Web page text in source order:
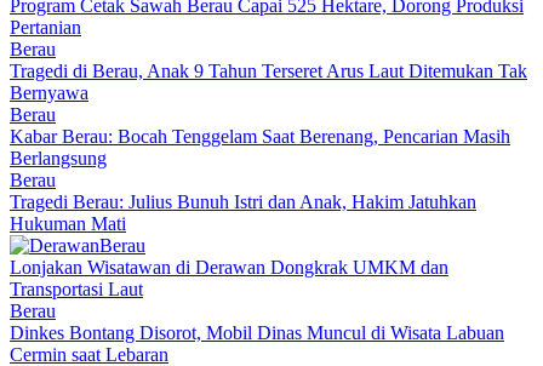
Program Cetak Sawah Berau Capai 525 Hektare, Dorong Produksi
Pertanian
Berau
Tragedi di Berau, Anak 9 Tahun Terseret Arus Laut Ditemukan Tak
Bernyawa
Berau
Kabar Berau: Bocah Tenggelam Saat Berenang, Pencarian Masih
Berlangsung
Berau
Tragedi Berau: Julius Bunuh Istri dan Anak, Hakim Jatuhkan
Hukuman Mati
Berau
Lonjakan Wisatawan di Derawan Dongkrak UMKM dan
Transportasi Laut
Berau
Dinkes Bontang Disorot, Mobil Dinas Muncul di Wisata Labuan
Cermin saat Lebaran